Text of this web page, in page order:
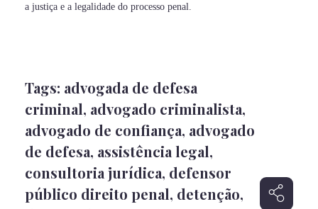
a justiça e a legalidade do processo penal.
Tags: advogada de defesa
criminal, advogado criminalista,
advogado de confiança, advogado
de defesa, assistência legal,
consultoria jurídica, defensor
público direito penal, detenção,